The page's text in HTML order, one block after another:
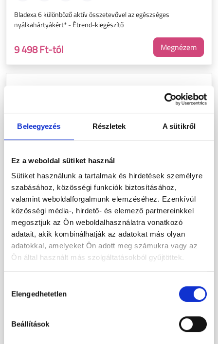
Beleegyezés Részletek A sütikről
Ez a weboldal sütiket használ
Sütiket használunk a tartalmak és hirdetések személyre
szabásához, közösségi funkciók biztosításához,
valamint weboldalforgalmunk elemzéséhez. Ezenkívül
közösségi média-, hirdető- és elemező partnereinkkel
megosztjuk az Ön weboldalhasználatra vonatkozó
adatait, akik kombinálhatják az adatokat más olyan
adatokkal, amelyeket Ön adott meg számukra vagy az
Ön által használt más szolgáltatásokból gyűjtöttek.
kiválasztása
Elengedhetetlen
Beállítások
Bladexa 6 különböző aktív összetevővel az egészséges
nyálkahártyákért* - Étrend-kiegészítő
9 498 Ft-tól Megnézem
URIMENNA szájban oldódó granulátum
támogatja a húgyhólyag és az alsó